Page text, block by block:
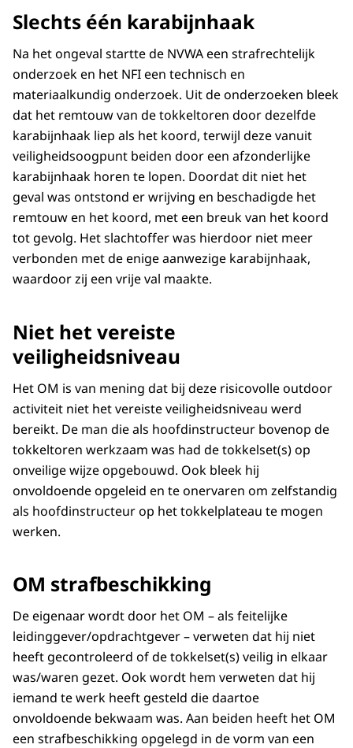
Slechts één karabijnhaak
Na het ongeval startte de NVWA een strafrechtelijk
onderzoek en het NFI een technisch en
materiaalkundig onderzoek. Uit de onderzoeken bleek
dat het remtouw van de tokkeltoren door dezelfde
karabijnhaak liep als het koord, terwijl deze vanuit
veiligheidsoogpunt beiden door een afzonderlijke
karabijnhaak horen te lopen. Doordat dit niet het
geval was ontstond er wrijving en beschadigde het
remtouw en het koord, met een breuk van het koord
tot gevolg. Het slachtoffer was hierdoor niet meer
verbonden met de enige aanwezige karabijnhaak,
waardoor zij een vrije val maakte.
Niet het vereiste
veiligheidsniveau
Het OM is van mening dat bij deze risicovolle outdoor
activiteit niet het vereiste veiligheidsniveau werd
bereikt. De man die als hoofdinstructeur bovenop de
tokkeltoren werkzaam was had de tokkelset(s) op
onveilige wijze opgebouwd. Ook bleek hij
onvoldoende opgeleid en te onervaren om zelfstandig
als hoofdinstructeur op het tokkelplateau te mogen
werken.
OM strafbeschikking
De eigenaar wordt door het OM – als feitelijke
leidinggever/opdrachtgever – verweten dat hij niet
heeft gecontroleerd of de tokkelset(s) veilig in elkaar
was/waren gezet. Ook wordt hem verweten dat hij
iemand te werk heeft gesteld die daartoe
onvoldoende bekwaam was. Aan beiden heeft het OM
een strafbeschikking opgelegd in de vorm van een